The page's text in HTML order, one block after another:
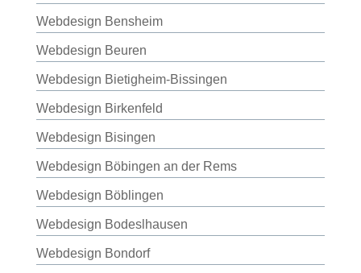
Webdesign Bensheim
Webdesign Beuren
Webdesign Bietigheim-Bissingen
Webdesign Birkenfeld
Webdesign Bisingen
Webdesign Böbingen an der Rems
Webdesign Böblingen
Webdesign Bodeslhausen
Webdesign Bondorf